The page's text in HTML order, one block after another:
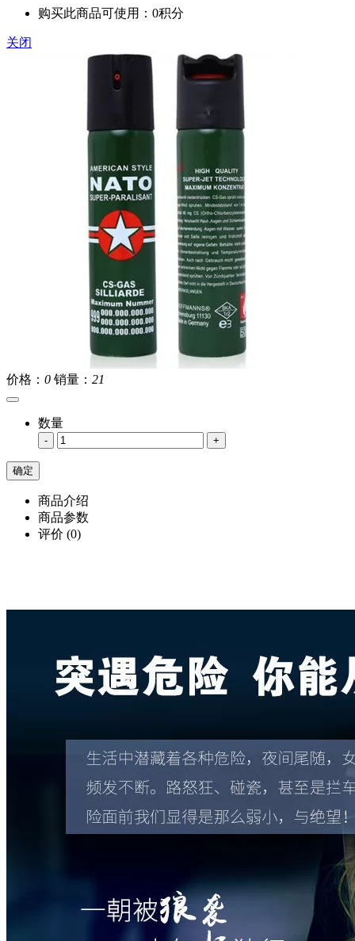
购买此商品可使用：0积分
关闭
价格： 0 销量： 21
数量
- +
商品介绍
商品参数
评价 (0)